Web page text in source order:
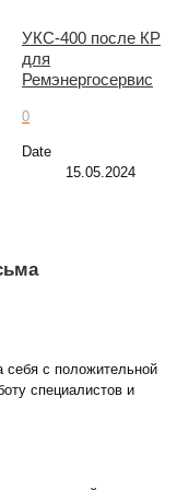
УКС-400 после КР
для
Ремэнергосервис
0
Date
15.05.2024
себя с положительной
специалистов и